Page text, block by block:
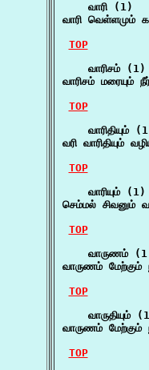
    வாரி (1)
வாரி வெள்ளமும்
TOP
    வாரிசம் (1)
வாரிசம் மரையும்
TOP
வாரிதியும்
வரி வாரிதியும்
TOP
    வாரியும் (1)
செம்மல் சிவனும்
TOP
வாருணம்
வாருணம் மேற்கும்
TOP
வாருதியும்
வாருணம் மேற்கும்
TOP